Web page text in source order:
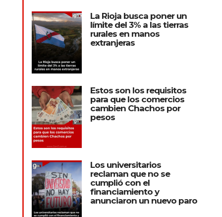
La Rioja busca poner un
límite del 3% a las tierras
rurales en manos
extranjeras
Estos son los requisitos
para que los comercios
cambien Chachos por
pesos
Los universitarios
reclaman que no se
cumplió con el
financiamiento y
anunciaron un nuevo paro